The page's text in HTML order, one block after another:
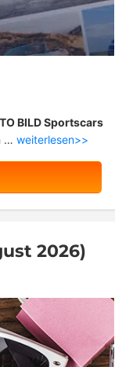
BILD Sportscars
… weiterlesen>>
2026)